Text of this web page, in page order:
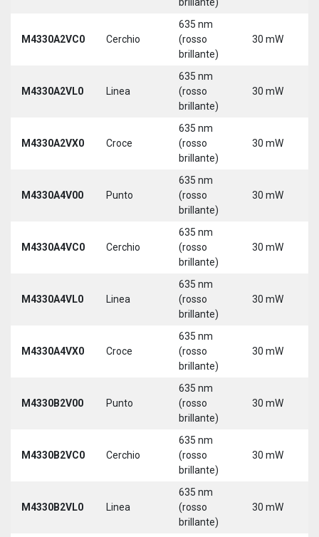
M4330A2VC0 Cerchio
635 nm
(rosso
brillante)
30 mW
M4330A2VL0 Linea
635 nm
(rosso
brillante)
30 mW
M4330A2VX0 Croce
635 nm
(rosso
brillante)
30 mW
M4330A4V00 Punto
635 nm
(rosso
brillante)
30 mW
M4330A4VC0 Cerchio
635 nm
(rosso
brillante)
30 mW
M4330A4VL0 Linea
635 nm
(rosso
brillante)
30 mW
M4330A4VX0 Croce
635 nm
(rosso
brillante)
30 mW
M4330B2V00 Punto
635 nm
(rosso
brillante)
30 mW
M4330B2VC0 Cerchio
635 nm
(rosso
brillante)
30 mW
M4330B2VL0 Linea
635 nm
(rosso
brillante)
30 mW